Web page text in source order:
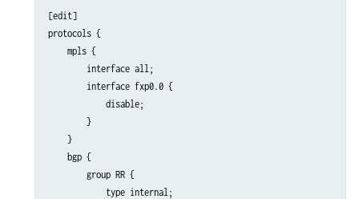
[edit]
protocols {
    mpls {
        interface all;
        interface fxp0.0 {
            disable;
        }
    }
    bgp {
        group RR {
            type internal;